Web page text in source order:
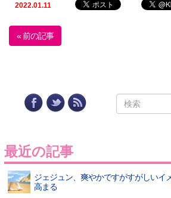
2022.01.11
« 前の記事
最近の記事
ジェジュン、爽やかですがすがしい
高まる